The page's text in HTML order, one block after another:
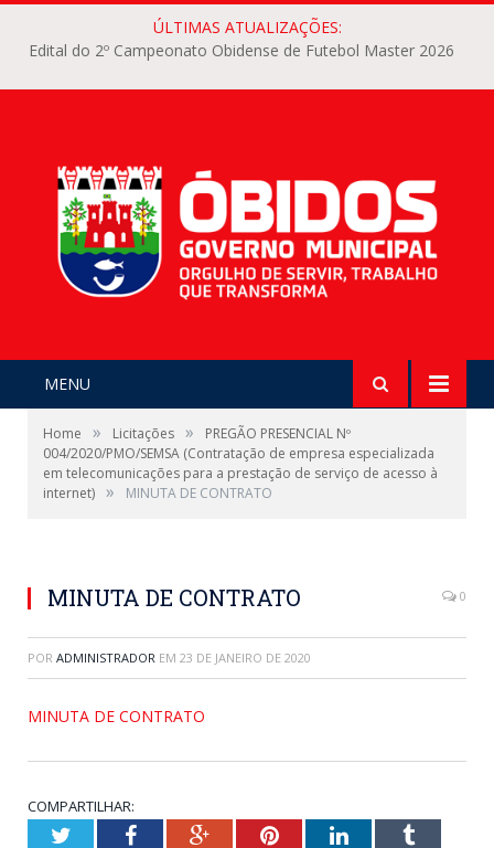
ÚLTIMAS ATUALIZAÇÕES:
Edital do 2º Campeonato Obidense de Futebol Master 2026
MENU
Home » Licitações »
PREGÃO PRESENCIAL Nº
004/2020/PMO/SEMSA (Contratação de empresa especializada
em telecomunicações para a prestação de serviço de acesso à
internet) » MINUTA DE CONTRATO
MINUTA DE CONTRATO 0
POR ADMINISTRADOR EM 23 DE JANEIRO DE 2020
MINUTA DE CONTRATO
COMPARTILHAR:
TwitterFacebookGoogle+PinterestLinkedInTumblr